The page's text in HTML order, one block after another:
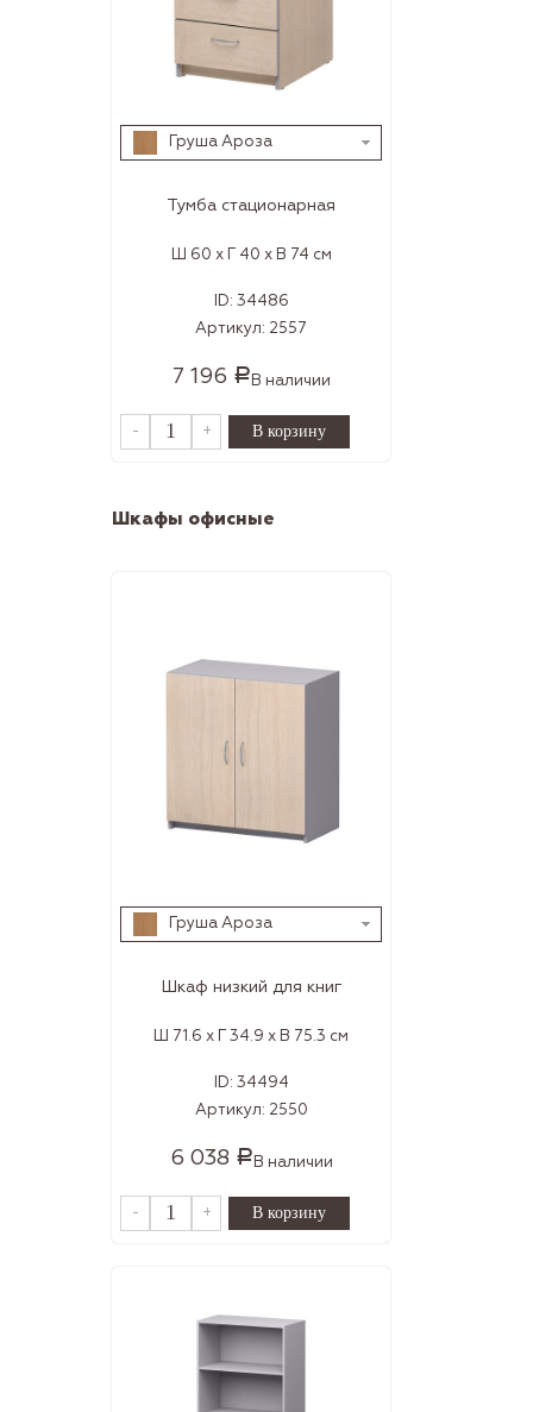
Груша Ароза
Тумба стационарная
Ш 60 x Г 40 x В 74 см
ID: 34486
Артикул: 2557
7 196 РВ наличии
- +
Шкафы офисные
Груша Ароза
Шкаф низкий для книг
Ш 71.6 x Г 34.9 x В 75.3 см
ID: 34494
Артикул: 2550
6 038 Р В наличии
- +